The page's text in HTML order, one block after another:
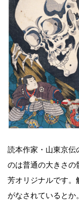
読本作家・山東京伝
のは普通の大きさの
芳オリジナルです。
がなされているとか。